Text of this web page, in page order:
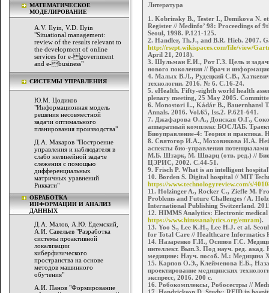
МАТЕМАТИЧЕСКОЕ
МОДЕЛИРОВАНИЕ
A.V. Ilyin, V.D. Ilyin
"Situational management:
review of the results relevant to
the development of online
services for e-government
and e-business"
СИСТЕМЫ УПРАВЛЕНИЯ
Ю.М. Цодиков
"Информационная модель
решения несовместной
задачи оптимального
планирования производства"
Д.А. Макаров "Построение
управления и наблюдателя в
слабо нелинейной задаче
слежения с помощью
дифференциальных
матричных уравнений
Риккати"
ОБРАБОТКА
ИНФОРМАЦИИ И АНАЛИЗ
ДАННЫХ
Д.А. Малов, А.Ю. Едемский,
А.И. Савельев "Разработка
системы проактивной
локализации
киберфизического
пространства на основе
методов машинного
обучения"
А.И. Панов "Формирование
Литература
1. Kobrinsky B., Tester I., Demikova N.
Register // Medinfo’ 98: Proceedings of
Seoul, 1998. P.121-125.
2. Handler, Th.J., and B.R. Hieb. 2007.
http://rsept.wikispaces.com/file/view/
April 21, 2018).
3. Шульман Е.И., Рот Г.З. Цель и
нового поколения // Врач и
4. Малых В.Л., Рудецкий С.В.,
технологии. 2016. № 6. С.16-24.
5. eHealth. Fifty-eighth world health
plenary meeting, 25 May 2005.
6. Monostori L., Kádár B., Bauernhansl
Annals. 2016. Vol.65, Iss.2. P.621-641.
7. Джафарова О.А., Донская О.Г.,
аппаратный комплекс БОСЛАБ.
Биоуправление-4: Теория и
8. Святогор И.А., Моховикова И.А.
аспекты био-управления
М.Б. Штарк, М. Шварц (отв. ред.) //
ЦЭРИС, 2002. С.44-51.
9. Frisch P. What is an intelligent
10. Borden S. Digital hospital // MIT
https://www.technologyreview.com/s/
11. Holzinger A., Rоcker C., Ziefle M.
Problems and Future Challenges / A.
International Publishing Switzerland.
12. HIMMS Analytics: Electronic
https://www.himssanalytics.org/emram).
13. Yoo S., Lee K.H., Lee H.J. et al.
for Total Care // Healthcare Informatics
14. Назаренко Г.И., Осипов Г.С.
интеллект. Вып.3. Под науч. ред.
медицине: Науч. пособ. М.: Медицина
15. Карпов О.Э., Клейменова Е.Б.,
проектирование медицинских
экспресс, 2016. 200 с.
16. Робокомплексы, Робосестры //
17. Hendrickson D. Study: RFID in